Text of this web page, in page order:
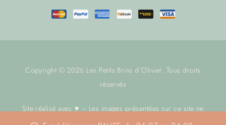
Copyright © 2026 Les Petits Brins d’Olivier. Tous droits
réservés
Site réalisé avec ♥ – Les images présentées sur ce site ne
sont pas libres de droit.Nous contacter avant toute utilisation.